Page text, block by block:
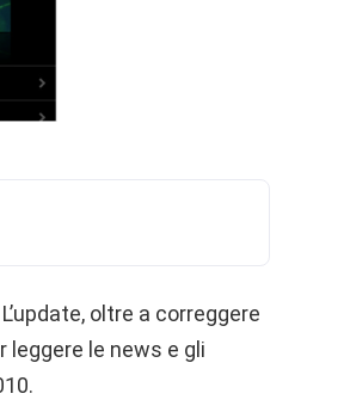
oltre a correggere
leggere le news e gli